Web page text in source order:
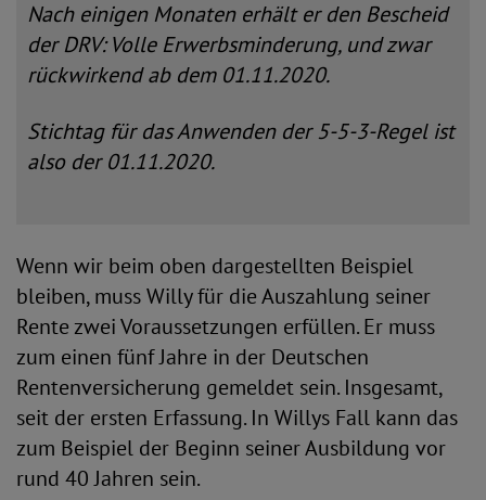
Nach einigen Monaten erhält er den Bescheid
der DRV: Volle Erwerbsminderung, und zwar
rückwirkend ab dem 01.11.2020.
Stichtag für das Anwenden der 5-5-3-Regel ist
also der 01.11.2020.
Wenn wir beim oben dargestellten Beispiel
bleiben, muss Willy für die Auszahlung seiner
Rente zwei Voraussetzungen erfüllen. Er muss
zum einen fünf Jahre in der Deutschen
Rentenversicherung gemeldet sein. Insgesamt,
seit der ersten Erfassung. In Willys Fall kann das
zum Beispiel der Beginn seiner Ausbildung vor
rund 40 Jahren sein.